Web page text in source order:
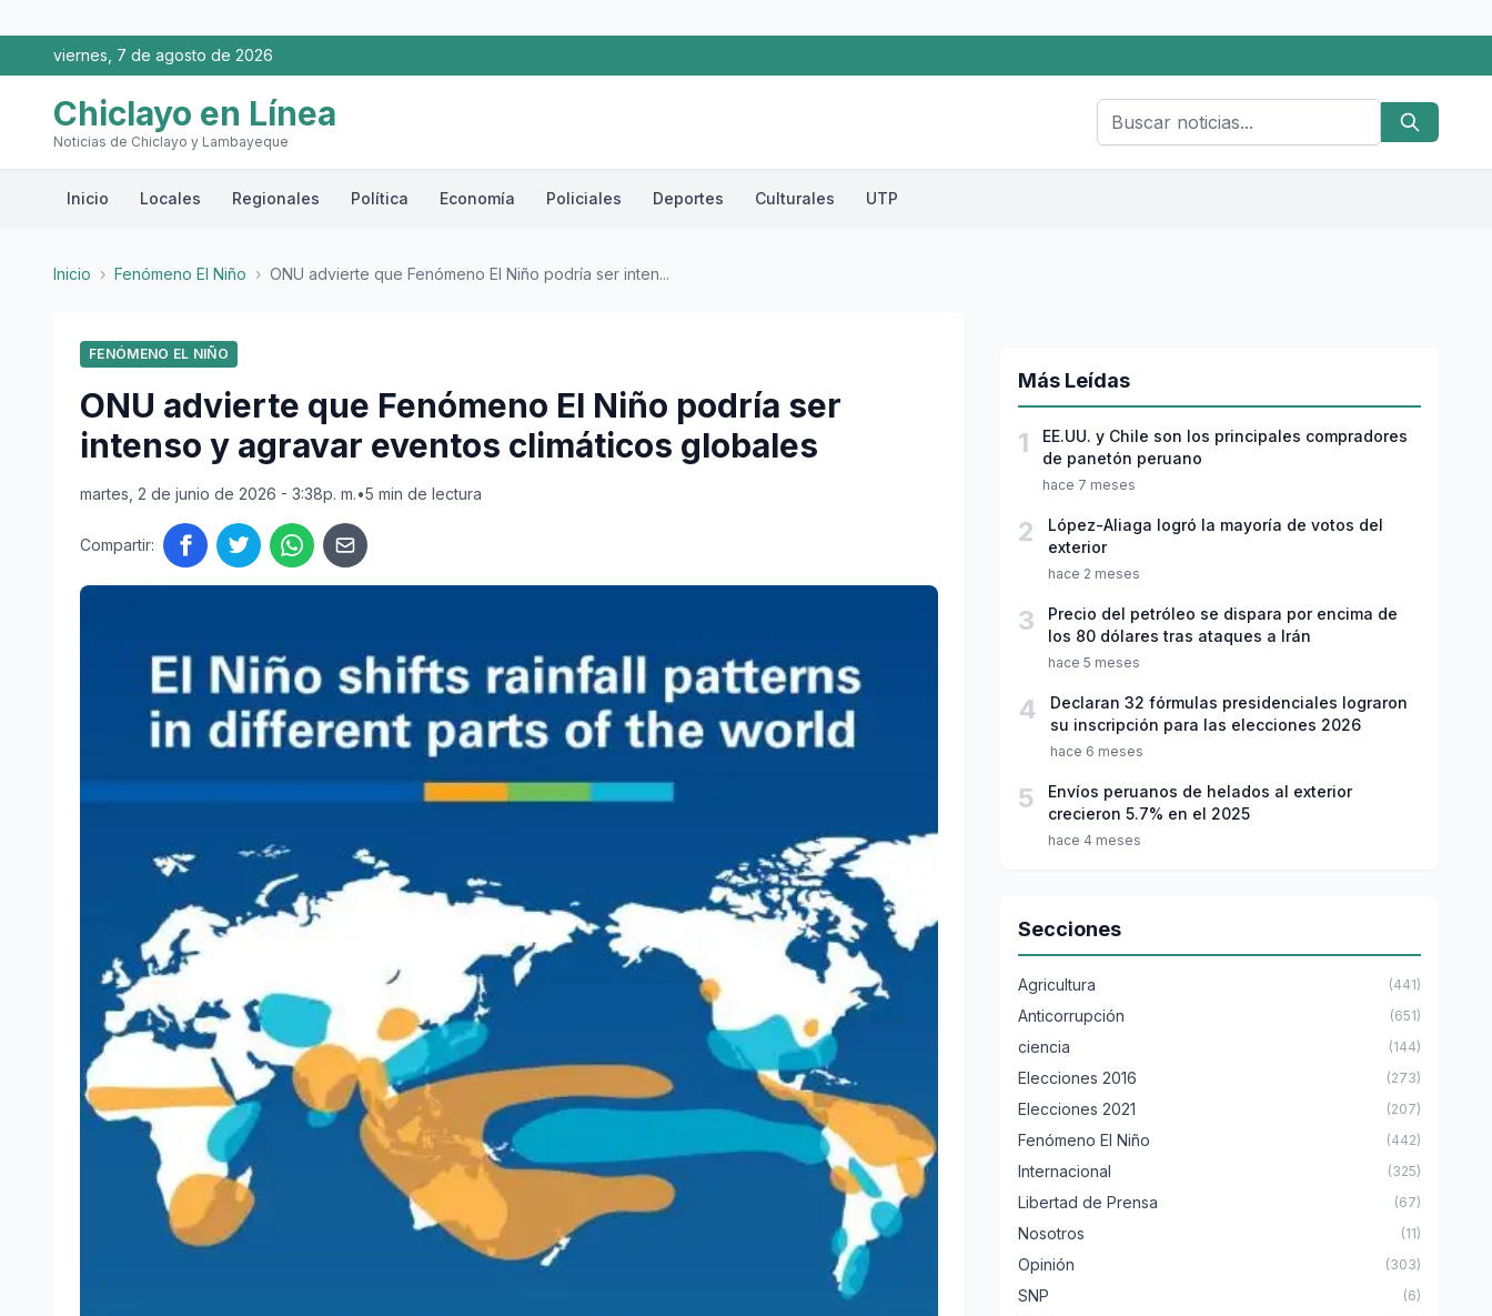
viernes, 7 de agosto de 2026
Chiclayo en Línea
Noticias de Chiclayo y Lambayeque
Inicio Locales Regionales Política Economía Policiales Deportes Culturales UTP
Inicio › Fenómeno El Niño › ONU advierte que Fenómeno El Niño podría ser inten...
FENÓMENO EL NIÑO
ONU advierte que Fenómeno El Niño podría ser
intenso y agravar eventos climáticos globales
martes, 2 de junio de 2026 - 3:38p. m.•5 min de lectura
Compartir:
Más Leídas
1
EE.UU. y Chile son los principales compradores
de panetón peruano
hace 7 meses
2
López-Aliaga logró la mayoría de votos del
exterior
hace 2 meses
3
Precio del petróleo se dispara por encima de
los 80 dólares tras ataques a Irán
hace 5 meses
4
Declaran 32 fórmulas presidenciales lograron
su inscripción para las elecciones 2026
hace 6 meses
5
Envíos peruanos de helados al exterior
crecieron 5.7% en el 2025
hace 4 meses
Secciones
Agricultura (441)
Anticorrupción (651)
ciencia (144)
Elecciones 2016 (273)
Elecciones 2021 (207)
Fenómeno El Niño (442)
Internacional (325)
Libertad de Prensa (67)
Nosotros (11)
Opinión (303)
SNP (6)